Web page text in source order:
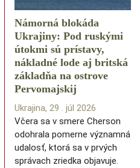
Námorná blokáda
Ukrajiny: Pod ruskými
útokmi sú prístavy,
nákladné lode aj britská
základňa na ostrove
Pervomajskij
Ukrajina, 29 . júl 2026
Včera sa v smere Cherson
odohrala pomerne významná
udalosť, ktorá sa v prvých
správach zriedka objavuje.